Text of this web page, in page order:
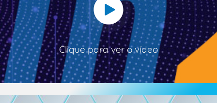
Clique para ver o vídeo